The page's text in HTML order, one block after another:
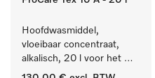
Hoofdwasmiddel,
vloeibaar concentraat,
alkalisch, 20 l voor het
reinigen van wit wasgoed